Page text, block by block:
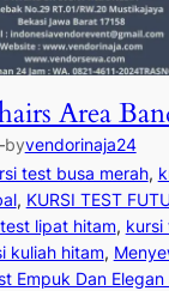
Area
byvendorinaja24
test busa merah,
, KURSI TEST
lipat hitam, kursi
kuliah hitam,
Empuk Dan